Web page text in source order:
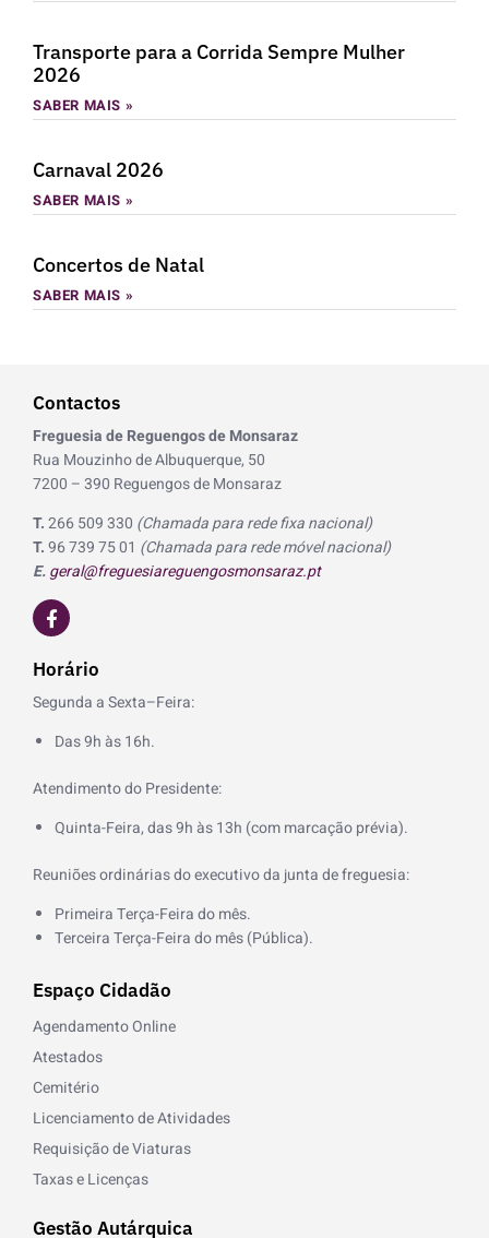
Transporte para a Corrida Sempre Mulher
2026
SABER MAIS »
Carnaval 2026
SABER MAIS »
Concertos de Natal
SABER MAIS »
Contactos
Freguesia de Reguengos de Monsaraz
Rua Mouzinho de Albuquerque, 50
7200 – 390 Reguengos de Monsaraz
T.266 509 330 (Chamada para rede fixa nacional)
T.96 739 75 01 (Chamada para rede móvel nacional)
E.geral@freguesiareguengosmonsaraz.pt
F
a
c
e
b
o
o
k
Horário
Segunda a Sexta–Feira:
Das 9h às 16h.
Atendimento do Presidente:
Quinta-Feira, das 9h às 13h (com marcação prévia).
Reuniões ordinárias do executivo da junta de freguesia:
Primeira Terça-Feira do mês.
Terceira Terça-Feira do mês (Pública).
Espaço Cidadão
Agendamento Online
Atestados
Cemitério
Licenciamento de Atividades
Requisição de Viaturas
Taxas e Licenças
Gestão Autárquica